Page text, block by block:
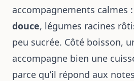
accompagnements calmes :
douce, légumes racines
peu sucrée. Côté boisson,
accompagne bien une
parce qu’il répond aux